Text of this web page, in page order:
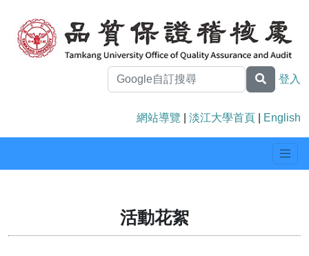
登入
網站導覽 淡江大學首頁 English
活動花絮